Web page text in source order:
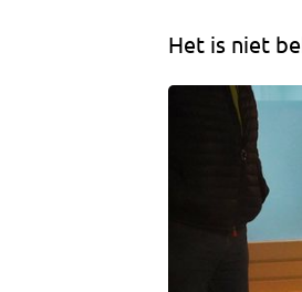
Het is niet